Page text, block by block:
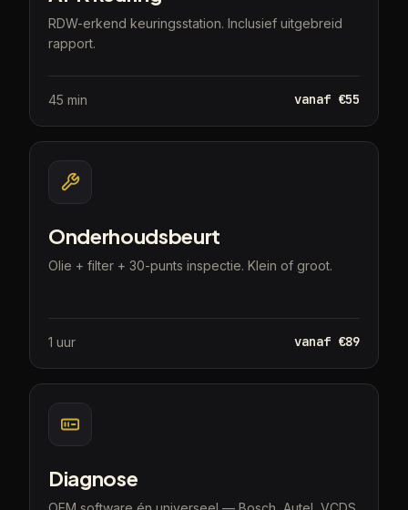
RDW-erkend keuringsstation. Inclusief uitgebreid
rapport.
45 min vanaf €55
Onderhoudsbeurt
Olie + filter + 30-punts inspectie. Klein of groot.
1 uur vanaf €89
Diagnose